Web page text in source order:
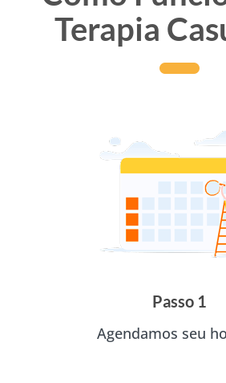
Terapia
Passo 1
Agendamos seu